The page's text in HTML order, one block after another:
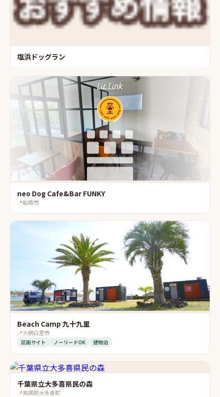
塩浜ドッグラン
neo Dog Cafe&Bar FUNKY
📍船橋市
Beach Camp 九十九里
📍大網白里市
区画サイト ノーリードOK 建物泊
千葉県立大多喜県民の森
📍夷隅郡大多喜町